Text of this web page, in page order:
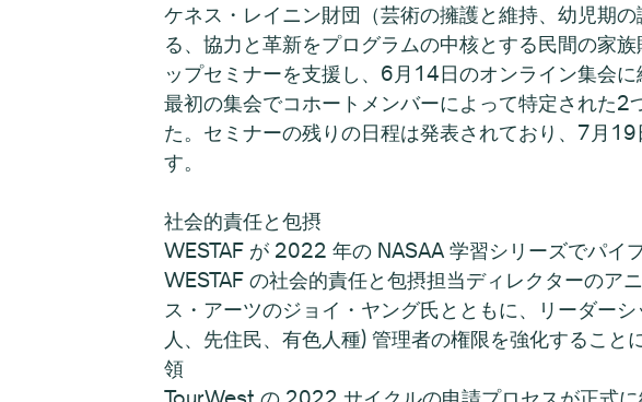
ケネス・レイニン財団（芸術の擁護と維持、幼児期
る、協力と革新をプログラムの中核とする民間の家
ップセミナーを支援し、6月14日のオンライン集会
最初の集会でコホートメンバーによって特定された
た。セミナーの残りの日程は発表されており、7月
す。
社会的責任と包摂
WESTAF が 2022 年の NASAA 学習シリーズでパイ
WESTAF の社会的責任と包摂担当ディレクターのア
ス・アーツのジョイ・ヤング氏とともに、リーダー
人、先住民、有色人種) 管理者の権限を強化するこ
領